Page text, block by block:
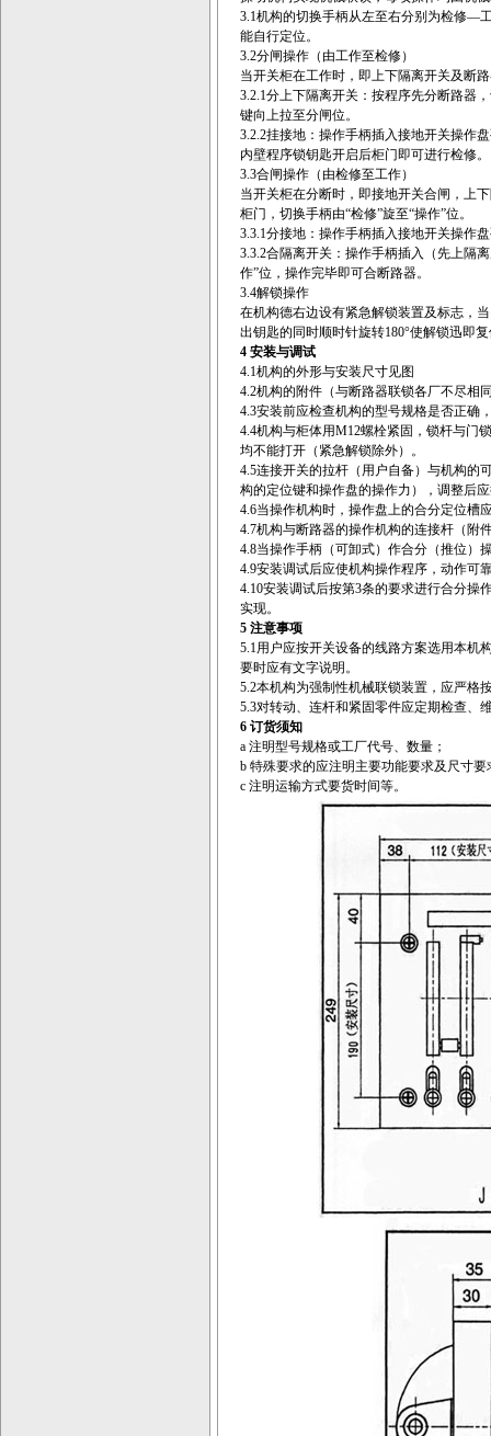
3.1机构的切换手柄从左至右分别为检修—
能自行定位。
3.2分闸操作（由工作至检修）
当开关柜在工作时，即上下隔离开关及断
3.2.1分上下隔离开关：按程序先分断路器
键向上拉至分闸位。
3.2.2挂接地：操作手柄插入接地开关操作
内壁程序锁钥匙开启后柜门即可进行检修。
3.3合闸操作（由检修至工作）
当开关柜在分断时，即接地开关合闸，上
柜门，切换手柄由“检修”旋至“操作”位。
3.3.1分接地：操作手柄插入接地开关操作
3.3.2合隔离开关：操作手柄插入（先上隔
作”位，操作完毕即可合断路器。
3.4解锁操作
在机构德右边设有紧急解锁装置及标志，
出钥匙的同时顺时针旋转180°使解锁迅即
4 安装与调试
4.1机构的外形与安装尺寸见图
4.2机构的附件（与断路器联锁各厂不尽相
4.3安装前应检查机构的型号规格是否正确
4.4机构与柜体用M12螺栓紧固，锁杆与门
均不能打开（紧急解锁除外）。
4.5连接开关的拉杆（用户自备）与机构的
构的定位键和操作盘的操作力），调整后
4.6当操作机构时，操作盘上的合分定位槽
4.7机构与断路器的操作机构的连接杆（附
4.8当操作手柄（可卸式）作合分（推位）
4.9安装调试后应使机构操作程序，动作可
4.10安装调试后按第3条的要求进行合分操
实现。
5 注意事项
5.1用户应按开关设备的线路方案选用本机
要时应有文字说明。
5.2本机构为强制性机械联锁装置，应严格
5.3对转动、连杆和紧固零件应定期检查、
6 订货须知
a 注明型号规格或工厂代号、数量；
b 特殊要求的应注明主要功能要求及尺寸要
c 注明运输方式要货时间等。